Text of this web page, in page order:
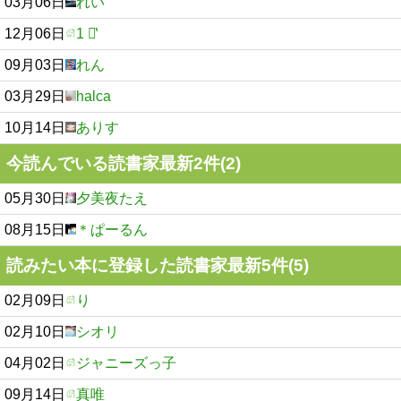
12月06日 1 ㄣ̔
09月03日 れん
03月29日 halca
10月14日 ありす
今読んでいる読書家最新2件(2)
05月30日 夕美夜たえ
08月15日 ＊ぱーるん
読みたい本に登録した読書家最新5件(5)
02月09日 り
02月10日 シオリ
04月02日 ジャニーズっ子
09月14日 真唯